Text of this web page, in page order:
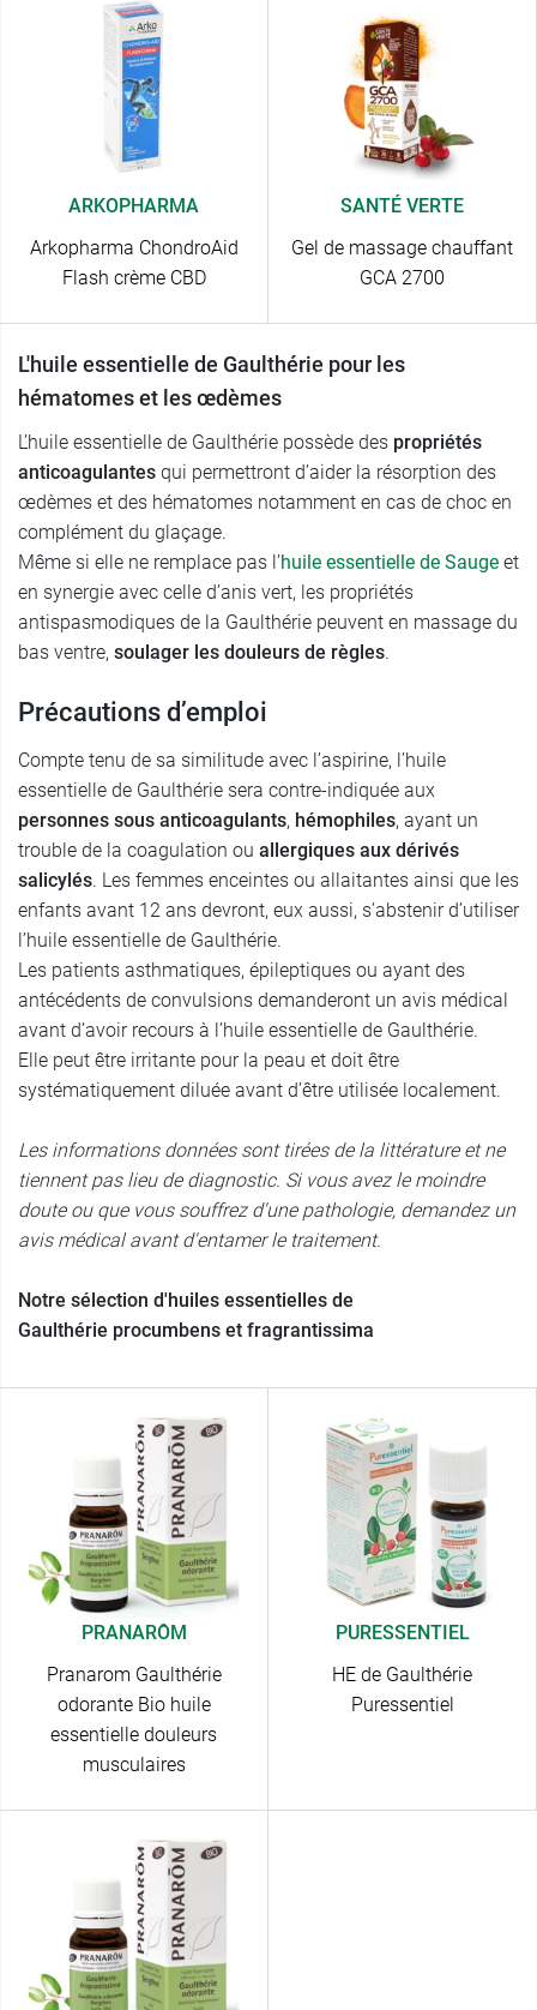
ARKOPHARMA
Arkopharma ChondroAid
Flash crème CBD
SANTÉ VERTE
Gel de massage chauffant
GCA 2700
L'huile essentielle de Gaulthérie pour les
hématomes et les œdèmes
L’huile essentielle de Gaulthérie possède des propriétés
anticoagulantes qui permettront d’aider la résorption des
œdèmes et des hématomes notamment en cas de choc en
complément du glaçage.
Même si elle ne remplace pas l’huile essentielle de Sauge et
en synergie avec celle d’anis vert, les propriétés
antispasmodiques de la Gaulthérie peuvent en massage du
bas ventre, soulager les douleurs de règles.
Précautions d’emploi
Compte tenu de sa similitude avec l’aspirine, l’huile
essentielle de Gaulthérie sera contre-indiquée aux
personnes sous anticoagulants, hémophiles, ayant un
trouble de la coagulation ou allergiques aux dérivés
salicylés. Les femmes enceintes ou allaitantes ainsi que les
enfants avant 12 ans devront, eux aussi, s’abstenir d’utiliser
l’huile essentielle de Gaulthérie.
Les patients asthmatiques, épileptiques ou ayant des
antécédents de convulsions demanderont un avis médical
avant d’avoir recours à l’huile essentielle de Gaulthérie.
Elle peut être irritante pour la peau et doit être
systématiquement diluée avant d’être utilisée localement.
Les informations données sont tirées de la littérature et ne
tiennent pas lieu de diagnostic. Si vous avez le moindre
doute ou que vous souffrez d'une pathologie, demandez un
avis médical avant d'entamer le traitement.
Notre sélection d'huiles essentielles de
Gaulthérie procumbens et fragrantissima
PRANARÔM
Pranarom Gaulthérie
odorante Bio huile
essentielle douleurs
musculaires
PURESSENTIEL
HE de Gaulthérie
Puressentiel